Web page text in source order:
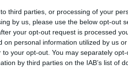
third parties, or processing of your
by us, please use the below opt-out
your opt-out request is processed
on personal information utilized by us
your opt-out. You may separately
by third parties on the IAB’s list of
15(1),
5, Αλεξανδρή 2,